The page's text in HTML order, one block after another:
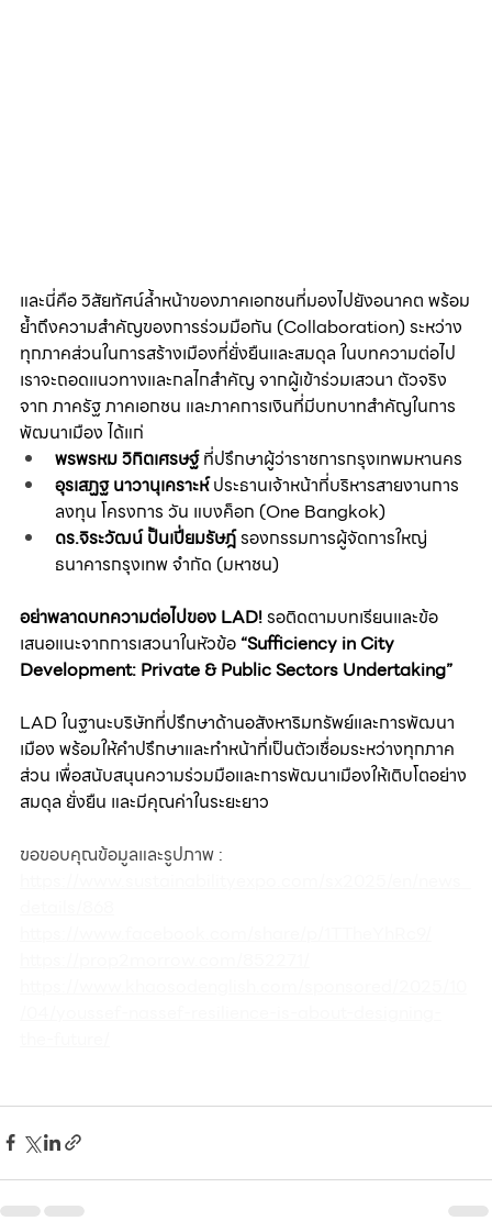
และนี่คือ วิสัยทัศน์ล้ำหน้าของภาคเอกชนที่มองไปยังอนาคต พร้อม
ย้ำถึงความสำคัญของการร่วมมือกัน (Collaboration) ระหว่าง
ทุกภาคส่วนในการสร้างเมืองที่ยั่งยืนและสมดุล ในบทความต่อไป
เราจะถอดแนวทางและกลไกสำคัญ จากผู้เข้าร่วมเสวนา ตัวจริง
จาก ภาครัฐ ภาคเอกชน และภาคการเงินที่มีบทบาทสำคัญในการ
พัฒนาเมือง ได้แก่
พรพรหม วิกิตเศรษฐ์ ที่ปรึกษาผู้ว่าราชการกรุงเทพมหานคร
อุรเสฏฐ นาวานุเคราะห์ ประธานเจ้าหน้าที่บริหารสายงานการ
ลงทุน โครงการ วัน แบงค็อก (One Bangkok)
ดร.จิระวัฒน์ ปั้นเปี่ยมรัษฎ์ รองกรรมการผู้จัดการใหญ่
ธนาคารกรุงเทพ จำกัด (มหาชน)
อย่าพลาดบทความต่อไปของ LAD! รอติดตามบทเรียนและข้อ
เสนอแนะจากการเสวนาในหัวข้อ “Sufficiency in City
Development: Private & Public Sectors Undertaking”
LAD ในฐานะบริษัทที่ปรึกษาด้านอสังหาริมทรัพย์และการพัฒนา
เมือง พร้อมให้คำปรึกษาและทำหน้าที่เป็นตัวเชื่อมระหว่างทุกภาค
ส่วน เพื่อสนับสนุนความร่วมมือและการพัฒนาเมืองให้เติบโตอย่าง
สมดุล ยั่งยืน และมีคุณค่าในระยะยาว
ขอขอบคุณข้อมูลและรูปภาพ :